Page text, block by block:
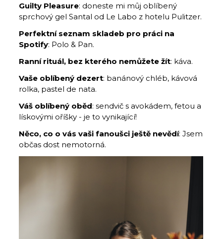
Guilty Pleasure: doneste mi můj oblíbený
sprchový gel Santal od Le Labo z hotelu Pulitzer.
Perfektní seznam skladeb pro práci na
Spotify: Polo & Pan.
Ranní rituál, bez kterého nemůžete žít: káva.
Vaše oblíbený dezert: banánový chléb, kávová
rolka, pastel de nata.
Váš oblíbený oběd: sendvič s avokádem, fetou a
lískovými oříšky - je to vynikající!
Něco, co o vás vaši fanoušci ještě nevědí: Jsem
občas dost nemotorná.